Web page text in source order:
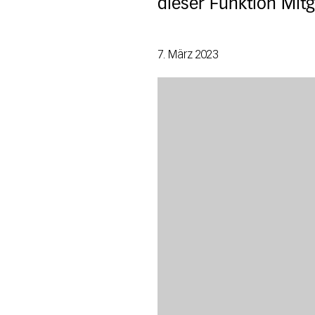
dieser Funktion
7. März 2023